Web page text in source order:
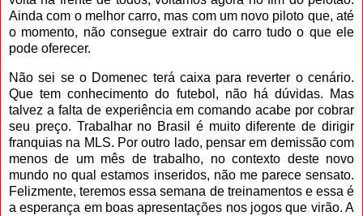
Ainda com o melhor carro, mas com um novo piloto que, até
o momento, não consegue extrair do carro tudo o que ele
pode oferecer.
Não sei se o Domenec terá caixa para reverter o cenário.
Que tem conhecimento do futebol, não há dúvidas. Mas
talvez a falta de experiência em comando acabe por cobrar
seu preço. Trabalhar no Brasil é muito diferente de dirigir
franquias na MLS. Por outro lado, pensar em demissão com
menos de um mês de trabalho, no contexto deste novo
mundo no qual estamos inseridos, não me parece sensato.
Felizmente, teremos essa semana de treinamentos e essa é
a esperança em boas apresentações nos jogos que virão. A